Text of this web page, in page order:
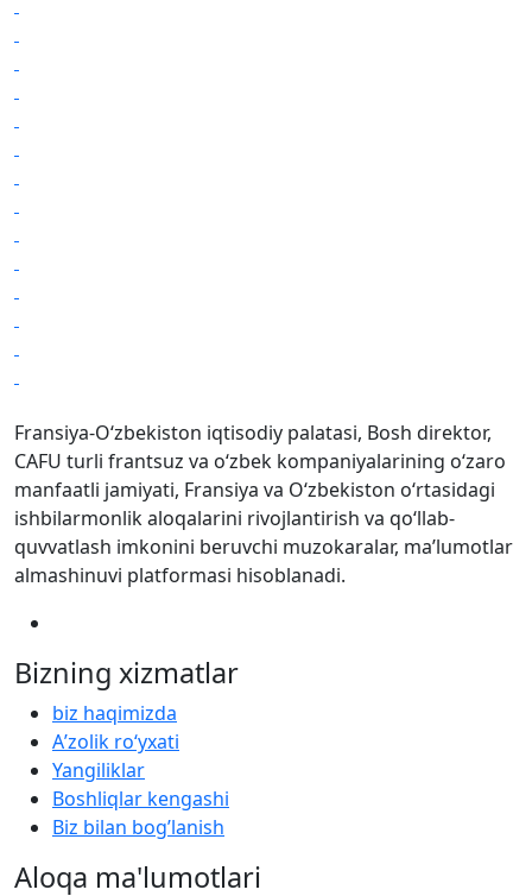
Fransiya-O‘zbekiston iqtisodiy palatasi, Bosh direktor,
CAFU turli frantsuz va oʻzbek kompaniyalarining oʻzaro
manfaatli jamiyati, Fransiya va Oʻzbekiston oʻrtasidagi
ishbilarmonlik aloqalarini rivojlantirish va qoʻllab-
quvvatlash imkonini beruvchi muzokaralar, maʼlumotlar
almashinuvi platformasi hisoblanadi.
Bizning xizmatlar
biz haqimizda
Aʼzolik roʻyxati
Yangiliklar
Boshliqlar kengashi
Biz bilan bog’lanish
Aloqa ma'lumotlari